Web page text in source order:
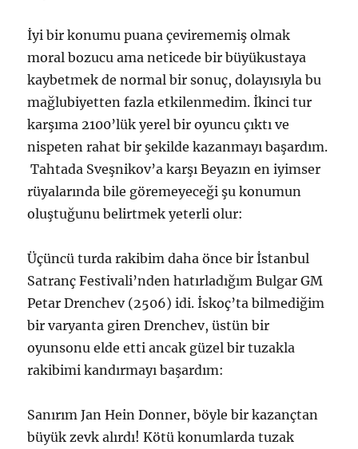
İyi bir konumu puana çevirememiş olmak
moral bozucu ama neticede bir büyükustaya
kaybetmek de normal bir sonuç, dolayısıyla bu
mağlubiyetten fazla etkilenmedim. İkinci tur
karşıma 2100’lük yerel bir oyuncu çıktı ve
nispeten rahat bir şekilde kazanmayı başardım.
Tahtada Sveşnikov’a karşı Beyazın en iyimser
rüyalarında bile göremeyeceği şu konumun
oluştuğunu belirtmek yeterli olur:
Üçüncü turda rakibim daha önce bir İstanbul
Satranç Festivali’nden hatırladığım Bulgar GM
Petar Drenchev (2506) idi. İskoç’ta bilmediğim
bir varyanta giren Drenchev, üstün bir
oyunsonu elde etti ancak güzel bir tuzakla
rakibimi kandırmayı başardım:
Sanırım Jan Hein Donner, böyle bir kazançtan
büyük zevk alırdı! Kötü konumlarda tuzak